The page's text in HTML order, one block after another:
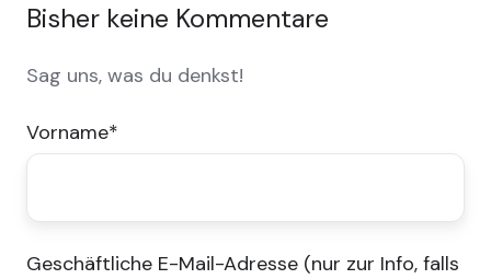
Bisher keine Kommentare
Sag uns, was du denkst!
Vorname*
Geschäftliche E-Mail-Adresse (nur zur Info, falls